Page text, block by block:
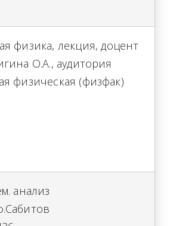
физика, лекция, доцент
О.А., аудитория
физическая (физфак)
анализ